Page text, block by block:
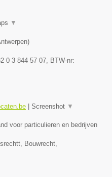
▼
)
0 3 844 57 07 , BTW-nr:
| Screenshot ▼
voor particulieren en bedrijven
Bouwrecht,